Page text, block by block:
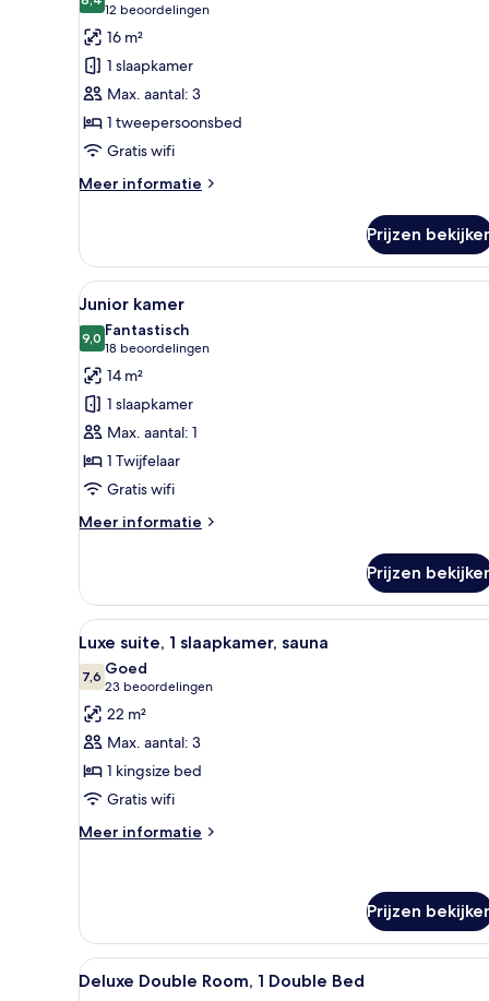
Executive
tweepersoonskamer
laden
8,4 van 10
12 beoordelingen
(12
beoordelingen)
16 m²
1 slaapkamer
Max. aantal: 3
1 tweepersoonsbed
Gratis wifi
Meer informatie
Meer
tweepersoonskamer
Prijzen
Alle
foto's
voor
Junior
kamer
laden
Een slaapkamer met een
6
Junior kamer
9,09,0 van 10
Fantastisch
18 beoordelingen
(18
beoordelingen)
14 m²
1 slaapkamer
Max. aantal: 1
1 Twijfelaar
Gratis wifi
Meer informatie
Meer
kamer
Prijzen
Alle
foto's
voor
Luxe
suite,
1
slaapkamer,
sauna
laden
Een moderne slaapkamer
9
Luxe suite, 1 slaapkamer, sauna
7,67,6 van 10
Goed
23 beoordelingen
(23
beoordelingen)
22 m²
Max. aantal: 3
1 kingsize bed
Gratis wifi
Meer informatie
Meer
1
slaapkamer,
sauna
Prijzen
Alle
foto's
Bedden met
11
Deluxe Double Room, 1 Double Bed